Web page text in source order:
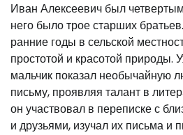
Иван Алексеевич был
него было трое старших
ранние годы в сельской
простотой и красотой природы.
мальчик показал необычайную
письму, проявляя талант в
он участвовал в переписке с
и друзьями, изучал их письма и